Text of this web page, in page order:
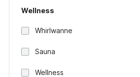
Wellness
Whirlwanne
Sauna
Wellness